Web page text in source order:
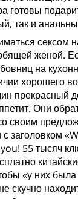
готовы
так и
сексом
женой.
на
хорошего
прекрасный
Они
своим
заголовком
55 тысяч
«у них
скучно